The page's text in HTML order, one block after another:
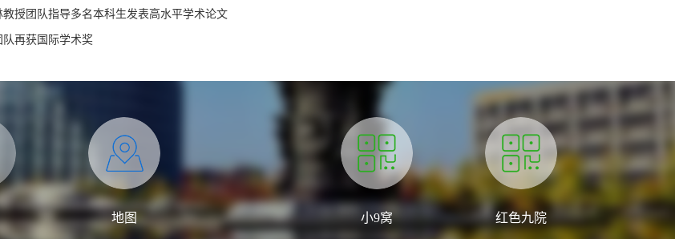
教授团队指导多名本科生发表高水平学术论文
队再获国际学术奖
地图 小9窝 红色九院